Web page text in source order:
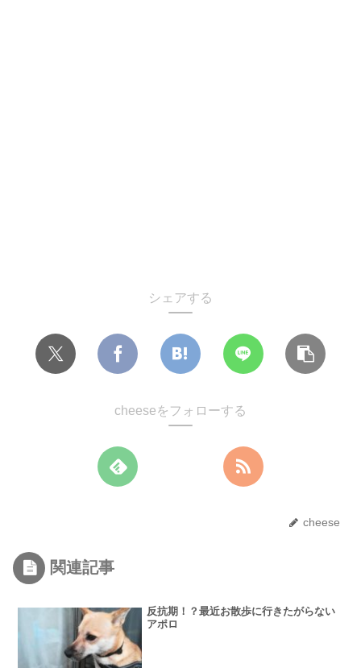
シェアする
cheeseをフォローする
cheese
関連記事
反抗期！？最近お散歩に行きたがらない
アポロ